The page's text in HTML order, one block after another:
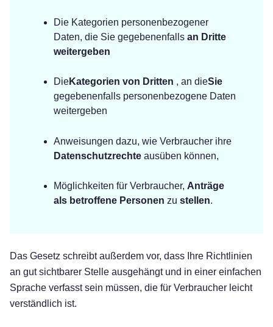
Die Kategorien personenbezogener
Daten, die Sie gegebenenfalls an Dritte
weitergeben
DieKategorien von Dritten , an dieSie
gegebenenfalls personenbezogene Daten
weitergeben
Anweisungen dazu, wie Verbraucher ihre
Datenschutzrechte ausüben können,
Möglichkeiten für Verbraucher, Anträge
als betroffene Personen zu stellen.
Das Gesetz schreibt außerdem vor, dass Ihre Richtlinien
an gut sichtbarer Stelle ausgehängt und in einer einfachen
Sprache verfasst sein müssen, die für Verbraucher leicht
verständlich ist.